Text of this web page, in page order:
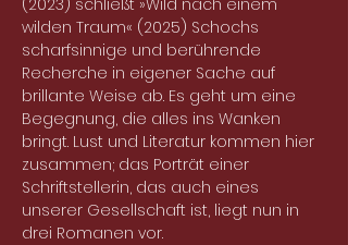
(2023) schließt »Wild nach einem
wilden Traum« (2025) Schochs
scharfsinnige und berührende
Recherche in eigener Sache auf
brillante Weise ab. Es geht um eine
Begegnung, die alles ins Wanken
bringt. Lust und Literatur kommen hier
zusammen; das Porträt einer
Schriftstellerin, das auch eines
unserer Gesellschaft ist, liegt nun in
drei Romanen vor.